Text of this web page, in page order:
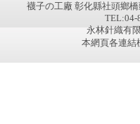
襪子の工廠 彰化縣社頭鄉
TEL:04-
永林針織有
本網頁各連結